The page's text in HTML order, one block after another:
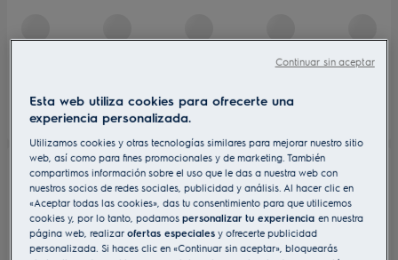
Esta web utiliza cookies para ofrecerte una
experiencia personalizada.
Utilizamos cookies y otras tecnologías similares para mejorar nuestro sitio
web, así como para fines promocionales y de marketing. También
compartimos información sobre el uso que le das a nuestra web con
nuestros socios de redes sociales, publicidad y análisis. Al hacer clic en
«Aceptar todas las cookies», das tu consentimiento para que utilicemos
cookies y, por lo tanto, podamospersonalizar tu experienciaen nuestra
página web, realizarofertas especiales y ofrecerte publicidad
personalizada. Si haces clic en «Continuar sin aceptar», bloquearás
Continuar sin aceptar